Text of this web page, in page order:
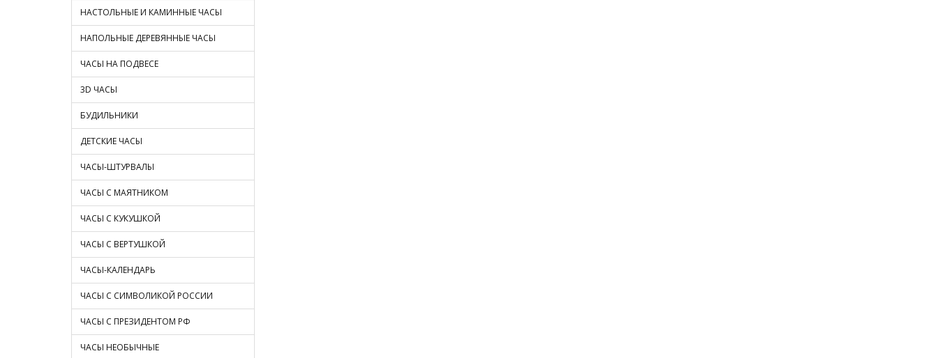
НАСТОЛЬНЫЕ И КАМИННЫЕ ЧАСЫ
НАПОЛЬНЫЕ ДЕРЕВЯННЫЕ ЧАСЫ
ЧАСЫ НА ПОДВЕСЕ
3D ЧАСЫ
БУДИЛЬНИКИ
ДЕТСКИЕ ЧАСЫ
ЧАСЫ-ШТУРВАЛЫ
ЧАСЫ С МАЯТНИКОМ
ЧАСЫ С КУКУШКОЙ
ЧАСЫ С ВЕРТУШКОЙ
ЧАСЫ-КАЛЕНДАРЬ
ЧАСЫ С СИМВОЛИКОЙ РОССИИ
ЧАСЫ С ПРЕЗИДЕНТОМ РФ
ЧАСЫ НЕОБЫЧНЫЕ